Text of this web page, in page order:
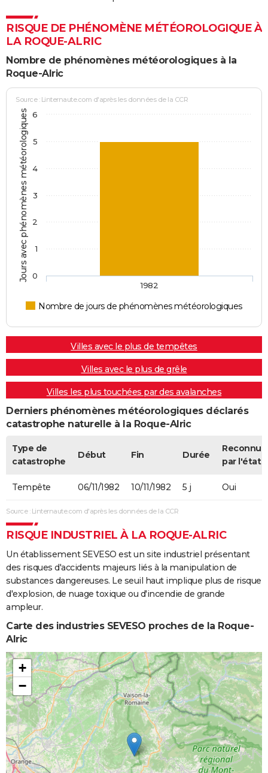
RISQUE DE PHÉNOMÈNE MÉTÉOROLOGIQUE À
LA ROQUE-ALRIC
Nombre de phénomènes météorologiques à la
Roque-Alric
Jours avec phénomènes météorologiques
Source : Linternaute.com d'après les données de la CCR
Nombre de jours de phénomènes météorologiques
1982
0
1
2
3
4
5
6
Villes avec le plus de tempêtes
Villes avec le plus de grêle
Villes les plus touchées par des avalanches
Derniers phénomènes météorologiques déclarés
catastrophe naturelle à la Roque-Alric
Type de
catastrophe
Début Fin Durée
Reconnue
par l'état
Tempête 06/11/1982 10/11/1982 5 j Oui
Source : Linternaute.com d'après les données de la CCR
RISQUE INDUSTRIEL À LA ROQUE-ALRIC
Un établissement SEVESO est un site industriel présentant
des risques d'accidents majeurs liés à la manipulation de
substances dangereuses. Le seuil haut implique plus de risque
d'explosion, de nuage toxique ou d'incendie de grande
ampleur.
Carte des industries SEVESO proches de la Roque-
Alric
+
−